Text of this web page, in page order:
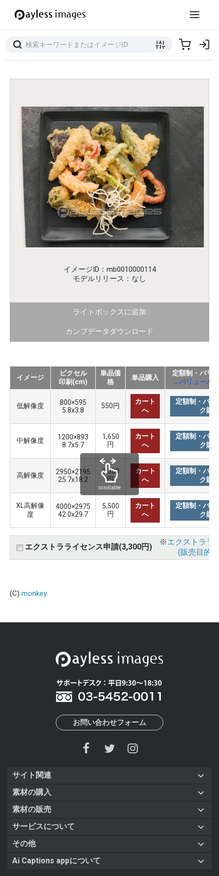
イメージID：mb0010000114
モデルリリース：なし
ライトボックスに追加
カンプデータダウンロード
イメージ
ピクセル
印刷(cm)
単品価
格
単品購入
定額制・バリ
→バリューパ
低解像度
800×595
5.8x3.8
550円
カート
へ
定額制・バリ
ク購
中解像度
1200×893
8.7x5.7
1,650
円
カート
へ
定額制・バリ
ク購
高解像度
2950×2195
25.7x18.2
3,300
円
カート
へ
定額制・バリ
ク購
XL高解像
度
4000×2975
42.0x29.7
5,500
円
カート
へ
定額制・バリ
ク購
エクストラライセンス申請(3,300円)
※エクストララ
(販売目的
scrollable
(C) monkey
お問い合わせフォーム
サイト関連
素材の購入
素材の販売
サービスについて
その他
Ai Captions appについて